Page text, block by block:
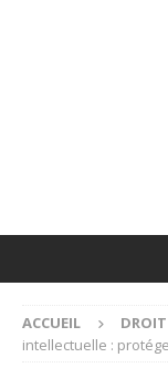
ACCUEIL DROIT
intellectuelle :